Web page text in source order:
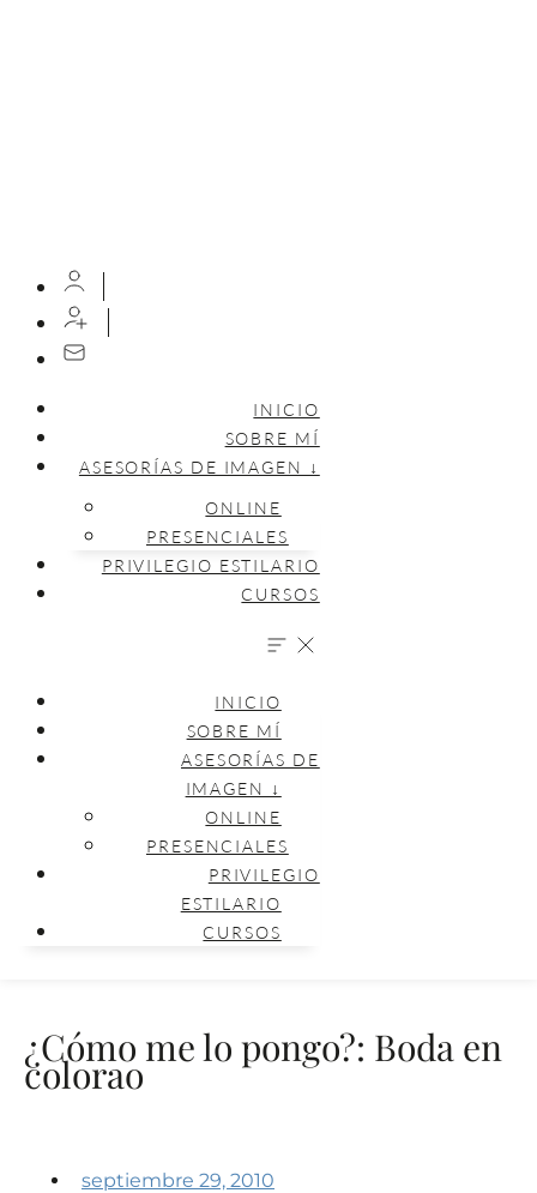
INICIO
SOBRE MÍ
ASESORÍAS DE IMAGEN ↓
ONLINE
PRESENCIALES
PRIVILEGIO ESTILARIO
CURSOS
INICIO
SOBRE MÍ
ASESORÍAS DE
IMAGEN ↓
ONLINE
PRESENCIALES
PRIVILEGIO
ESTILARIO
CURSOS
¿Cómo me lo pongo?: Boda en
colorao
septiembre 29, 2010